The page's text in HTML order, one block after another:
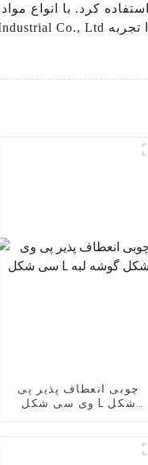
استفاده کرد. با انواع
چوبی انعطاف پذیر پی
وی سی شکل L شکل